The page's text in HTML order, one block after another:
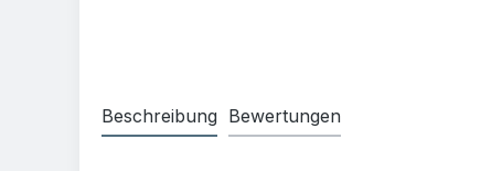
Beschreibung Bewertungen